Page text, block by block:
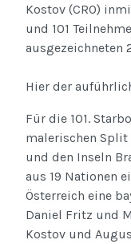
Kostov (CRO)
und 101
ausgezeichneten
Hier der
Für die 101.
malerischen
und den Inseln
aus 19 Nationen
Österreich eine
Daniel Fritz und
Kostov und